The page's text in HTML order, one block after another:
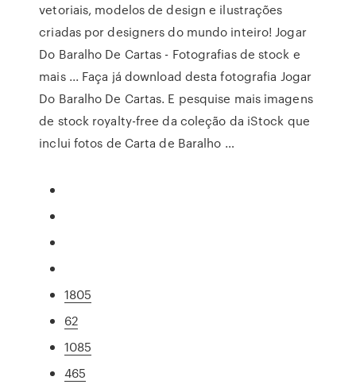
vetoriais, modelos de design e ilustrações
criadas por designers do mundo inteiro! Jogar
Do Baralho De Cartas - Fotografias de stock e
mais ... Faça já download desta fotografia Jogar
Do Baralho De Cartas. E pesquise mais imagens
de stock royalty-free da coleção da iStock que
inclui fotos de Carta de Baralho …
1805
62
1085
465